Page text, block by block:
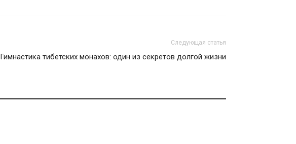
Следующая статья
Гимнастика тибетских монахов: один из секретов долгой жизни